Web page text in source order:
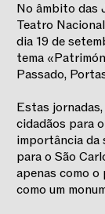
No âmbito das
Teatro
dia 19 de
tema
Passado,
Estas
cidadãos para
importância da
para o São
apenas como o
como um